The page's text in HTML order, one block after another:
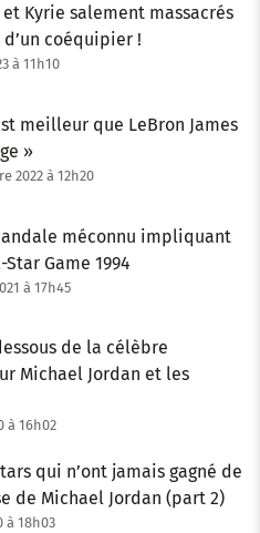
et Kyrie salement massacrés
coéquipier !
à 11h10
meilleur que LeBron James
»
2022 à 12h20
méconnu impliquant
Game 1994
à 17h45
de la célèbre
Michael Jordan et les
à 16h02
qui n’ont jamais gagné de
de Michael Jordan (part 2)
à 18h03